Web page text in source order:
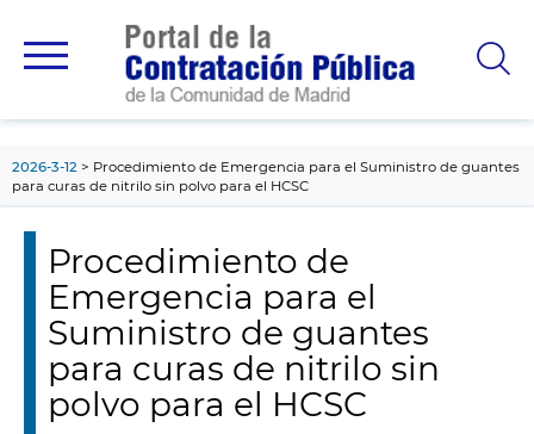
principal
2026-3-12
Procedimiento de Emergencia para el Suministro de guantes
para curas de nitrilo sin polvo para el HCSC
Procedimiento de
Emergencia para el
Suministro de guantes
para curas de nitrilo sin
polvo para el HCSC